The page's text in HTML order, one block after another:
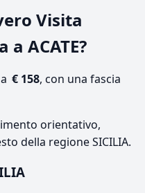
Visita
ACATE?
€ 158, con una fascia
orientativo,
della regione SICILIA.